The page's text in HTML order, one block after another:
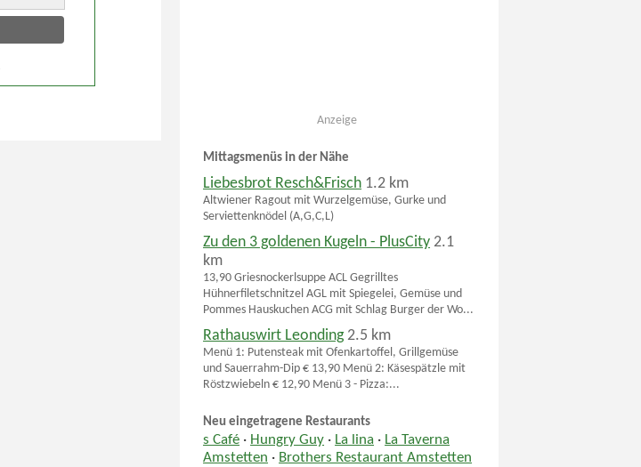
Anzeige
Mittagsmenüs in der Nähe
Liebesbrot Resch&Frisch 1.2 km
Altwiener Ragout mit Wurzelgemüse, Gurke und
Serviettenknödel (A,G,C,L)
Zu den 3 goldenen Kugeln - PlusCity 2.1
km
13,90 Griesnockerlsuppe ACL Gegrilltes
Hühnerfiletschnitzel AGL mit Spiegelei, Gemüse und
Pommes Hauskuchen ACG mit Schlag Burger der Wo...
Rathauswirt Leonding 2.5 km
Menü 1: Putensteak mit Ofenkartoffel, Grillgemüse
und Sauerrahm-Dip € 13,90 Menü 2: Käsespätzle mit
Röstzwiebeln € 12,90 Menü 3 - Pizza:...
Neu eingetragene Restaurants
s Café · Hungry Guy · La lina · La Taverna
Amstetten · Brothers Restaurant Amstetten